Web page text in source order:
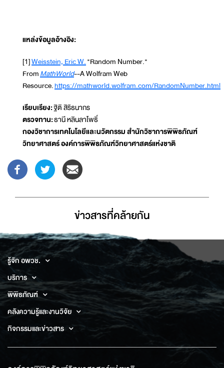
แหล่งข้อมูลอ้างอิง:
[1]Weisstein, Eric W."Random Number."
FromMathWorld--A Wolfram Web
Resource.https://mathworld.wolfram.com/RandomNumber.html
เรียบเรียง:ฐิติ สิริธนากร
ตรวจทาน:ธานี หลินลาโพธิ์
กองวิชาการเทคโนโลยีและนวัตกรรม สำนักวิชาการพิพิธภัณฑ์
วิทยาศาสตร์ องค์การพิพิธภัณฑ์วิทยาศาสตร์แห่งชาติ
ข่าวสารที่่คล้ายกัน
รู้จัก อพวช.
บริการ
พิพิธภัณฑ์
คลังความรู้และงานวิจัย
กิจกรรมและข่าวสาร